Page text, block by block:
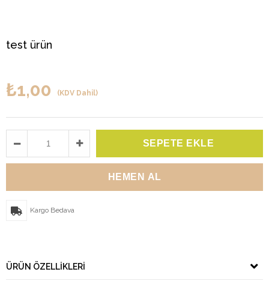
test ürün
₺1,00 (KDV Dahil)
Kargo Bedava
ÜRÜN ÖZELLIKLERI